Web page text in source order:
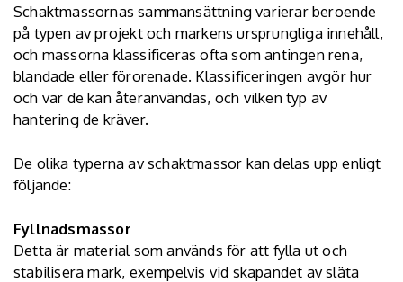
Schaktmassornas sammansättning varierar beroende
på typen av projekt och markens ursprungliga innehåll,
och massorna klassificeras ofta som antingen rena,
blandade eller förorenade. Klassificeringen avgör hur
och var de kan återanvändas, och vilken typ av
hantering de kräver.
De olika typerna av schaktmassor kan delas upp enligt
följande:
Fyllnadsmassor
Detta är material som används för att fylla ut och
stabilisera mark, exempelvis vid skapandet av släta